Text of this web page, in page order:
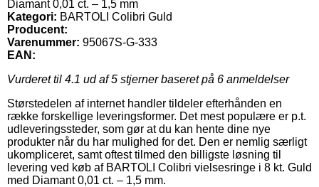
Diamant 0,01 ct. – 1,5 mm
Kategori: BARTOLI Colibri Guld
Producent:
Varenummer: 95067S-G-333
EAN:
Vurderet til 4.1 ud af 5 stjerner baseret på 6 anmeldelser
Størstedelen af internet handler tildeler efterhånden en
række forskellige leveringsformer. Det mest populære er p.t.
udleveringssteder, som gør at du kan hente dine nye
produkter når du har mulighed for det. Den er nemlig særligt
ukompliceret, samt oftest tilmed den billigste løsning til
levering ved køb af BARTOLI Colibri vielsesringe i 8 kt. Guld
med Diamant 0,01 ct. – 1,5 mm.